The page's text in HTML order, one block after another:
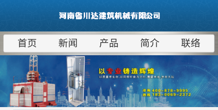
首页 新闻 产品 简介 联络